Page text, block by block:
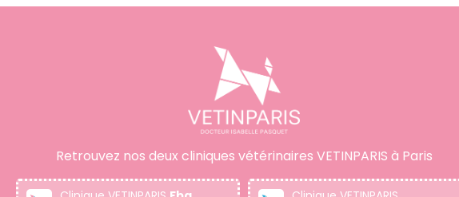
Retrouvez nos deux cliniques vétérinaires VETINPARIS à Paris